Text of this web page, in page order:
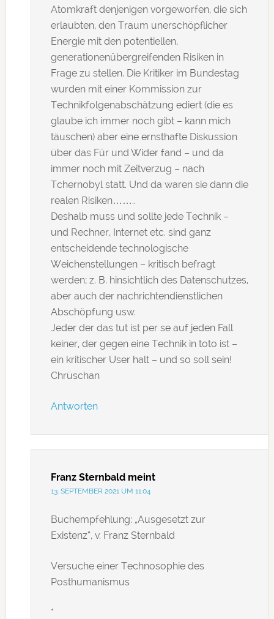
Atomkraft denjenigen vorgeworfen, die sich
erlaubten, den Traum unerschöpflicher
Energie mit den potentiellen,
generationenübergreifenden Risiken in
Frage zu stellen. Die Kritiker im Bundestag
wurden mit einer Kommission zur
Technikfolgenabschätzung ediert (die es
glaube ich immer noch gibt – kann mich
täuschen) aber eine ernsthafte Diskussion
über das Für und Wider fand – und da
immer noch mit Zeitverzug – nach
Tchernobyl statt. Und da waren sie dann die
realen Risiken……..
Deshalb muss und sollte jede Technik –
und Rechner, Internet etc. sind ganz
entscheidende technologische
Weichenstellungen – kritisch befragt
werden; z. B. hinsichtlich des Datenschutzes,
aber auch der nachrichtendienstlichen
Abschöpfung usw.
Jeder der das tut ist per se auf jeden Fall
keiner, der gegen eine Technik in toto ist –
ein kritischer User halt – und so soll sein!
Chrüschan
Antworten
Franz Sternbald meint
13. SEPTEMBER 2021 UM 11:04
Buchempfehlung: „Ausgesetzt zur
Existenz“, v. Franz Sternbald
Versuche einer Technosophie des
Posthumanismus
*